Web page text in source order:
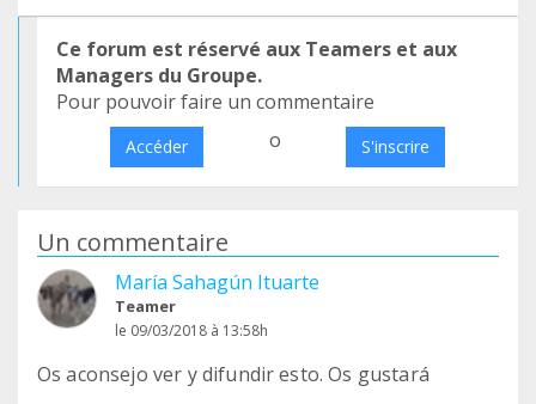
Ce forum est réservé aux Teamers et aux
Managers du Groupe.
Pour pouvoir faire un commentaire
Accéder o S'inscrire
Un commentaire
María Sahagún Ituarte
Teamer
le 09/03/2018 à 13:58h
Os aconsejo ver y difundir esto. Os gustará